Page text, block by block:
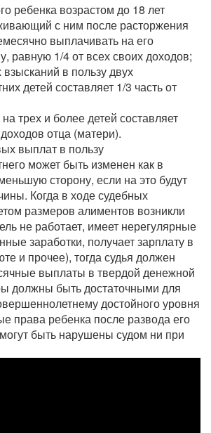
ребенка возрастом до 18 лет
с ним после расторжения
выплачивать на его
равную 1/4 от всех своих доходов;
в пользу двух
детей составляет 1/3 часть от
трех и более детей составляет
отца (матери).
выплат в пользу
может быть изменен как в
сторону, если на это будут
Когда в ходе судебных
размеров алиментов возникли
не работает, имеет нерегулярные
заработки, получает зарплату в
и прочее), тогда судья должен
выплаты в твердой денежной
должны быть достаточными для
достойного уровня
права ребенка после развода его
быть нарушены судом ни при